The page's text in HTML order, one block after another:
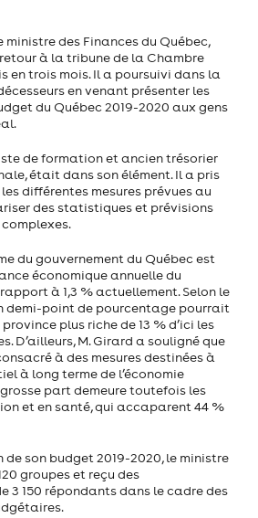
ministre des Finances du Québec,
à la tribune de la Chambre
en trois mois. Il a poursuivi dans la
en venant présenter les
du Québec 2019-2020 aux gens
de formation et ancien trésorier
était dans son élément. Il a pris
différentes mesures prévues au
des statistiques et prévisions
du gouvernement du Québec est
économique annuelle du
à 1,3 % actuellement. Selon le
demi-point de pourcentage pourrait
plus riche de 13 % d’ici les
D’ailleurs, M. Girard a souligné que
à des mesures destinées à
à long terme de l’économie
part demeure toutefois les
et en santé, qui accaparent 44 %
son budget 2019-2020, le ministre
groupes et reçu des
3 150 répondants dans le cadre des